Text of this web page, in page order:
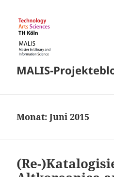
MALIS-
Monat:Juni 2015
(Re-